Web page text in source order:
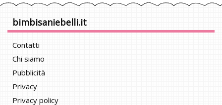
bimbisaniebelli.it
Contatti
Chi siamo
Pubblicità
Privacy
Privacy policy